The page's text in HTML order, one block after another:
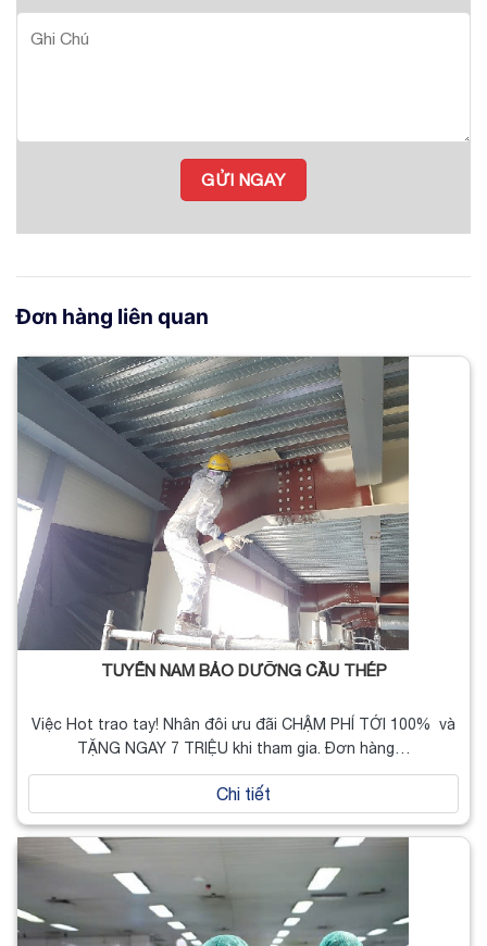
Đơn hàng liên quan
TUYỂN NAM BẢO DƯỠNG CẦU THÉP
Việc Hot trao tay! Nhân đôi ưu đãi CHẬM PHÍ TỚI 100% và
TẶNG NGAY 7 TRIỆU khi tham gia. Đơn hàng…
Chi tiết